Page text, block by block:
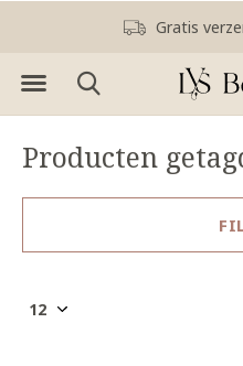
Gratis
Producten